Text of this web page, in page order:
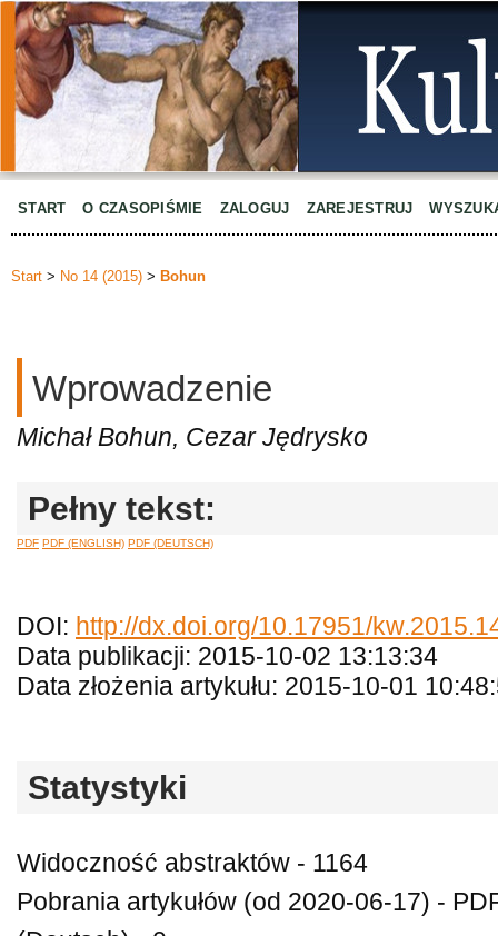
START O CZASOPIŚMIE ZALOGUJ ZAREJESTRUJ
Start > No 14 (2015) > Bohun
Wprowadzenie
Michał Bohun, Cezar Jędrysko
Pełny tekst:
PDF PDF (ENGLISH) PDF (DEUTSCH)
DOI: http://dx.doi.org/10.17951/
Data publikacji: 2015-10-02 13:13:34
Data złożenia artykułu: 2015-10-01
Statystyki
Widoczność abstraktów - 1164
Pobrania artykułów (od 2020-06-17) -